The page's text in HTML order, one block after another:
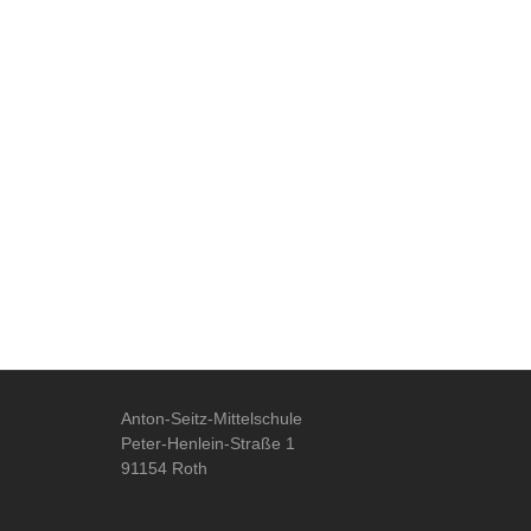
Anton-Seitz-Mittelschule
Peter-Henlein-Straße 1
91154 Roth